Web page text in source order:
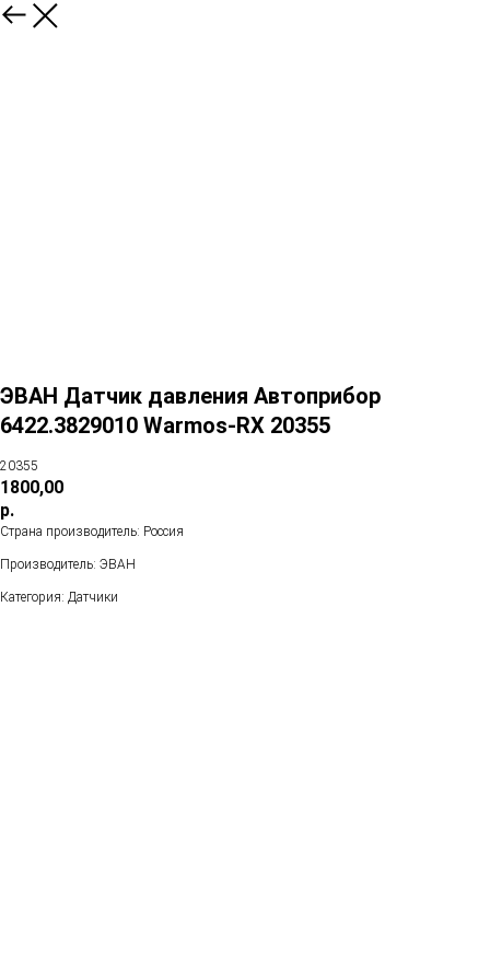
ЭВАН Датчик давления Автоприбор
6422.3829010 Warmos-RX 20355
20355
1800,00
р.
Страна производитель: Россия
Производитель: ЭВАН
Категория: Датчики